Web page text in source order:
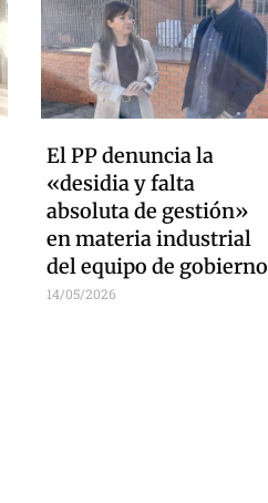
El PP denuncia la
«desidia y falta
absoluta de gestión»
en materia industrial
del equipo de gobierno
14/05/2026